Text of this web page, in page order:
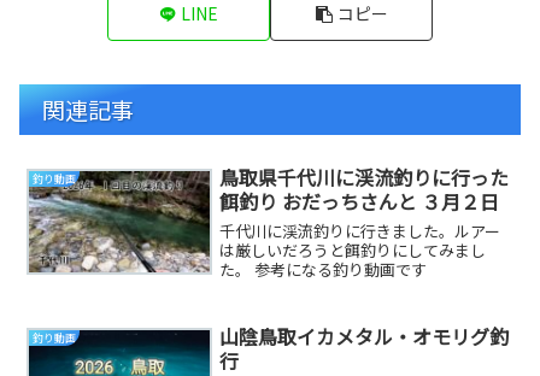
LINE コピー
関連記事
釣り動画
鳥取県千代川に渓流釣りに行った
餌釣り おだっちさんと ３月２日
千代川に渓流釣りに行きました。ルアー
は厳しいだろうと餌釣りにしてみまし
た。 参考になる釣り動画です
釣り動画
山陰鳥取イカメタル・オモリグ釣
行